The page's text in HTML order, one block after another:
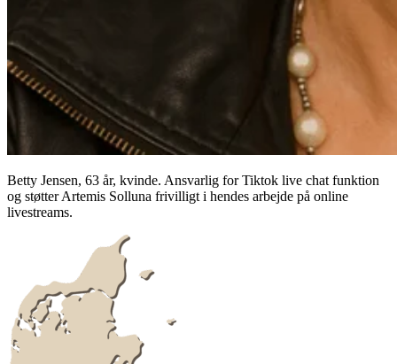
Betty Jensen, 63 år, kvinde. Ansvarlig for Tiktok live chat funktion
og støtter Artemis Solluna frivilligt i hendes arbejde på online
livestreams.